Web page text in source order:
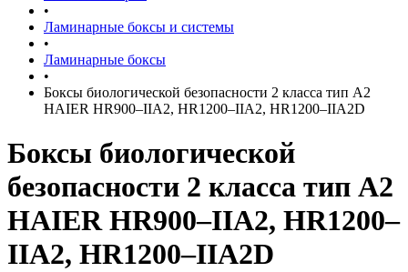
•
Ламинарные боксы и системы
•
Ламинарные боксы
•
Боксы биологической безопасности 2 класса тип А2
HAIER HR900–IIA2, HR1200–IIA2, HR1200–IIA2D
Боксы биологической
безопасности 2 класса тип А2
HAIER HR900–IIA2, HR1200–
IIA2, HR1200–IIA2D